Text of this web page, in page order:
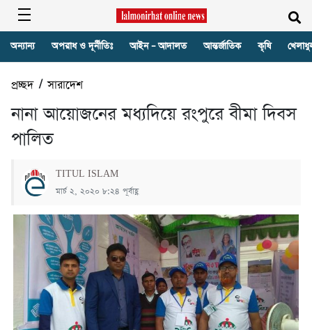
অন্যান্য অপরাধ ও দূর্নীতিঃ আইন – আদালত আন্তর্জাতিক কৃষি
প্রচ্ছদ/সারাদেশ
নানা আয়োজনের মধ্যদিয়ে রংপুরে বীমা দিবস
পালিত
TITUL ISLAM
মার্চ ২, ২০২০ ৮:২৪ পূর্বাহ্ণ